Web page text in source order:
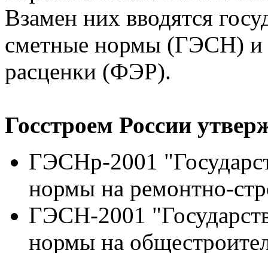
Взамен них вводятся
сметные нормы (ГЭСН) и
расценки (ФЭР).
Госстроем России
ГЭСНр-2001
нормы на ремонтно-
ГЭСН-2001
нормы на